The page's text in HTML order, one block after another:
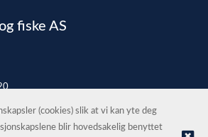
fiske AS
(cookies) slik at vi kan yte deg
blir hovedsakelig benyttet